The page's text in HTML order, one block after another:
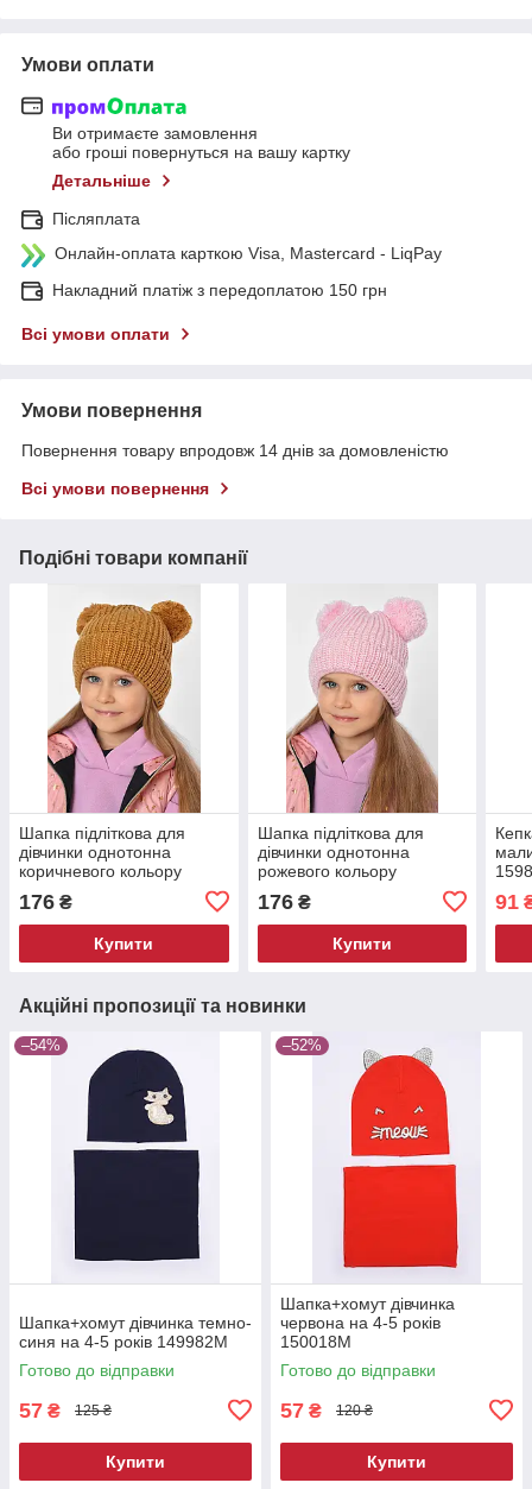
Умови оплати
Ви отримаєте замовлення
або гроші повернуться на вашу картку
Детальніше
Післяплата
Онлайн-оплата карткою Visa, Mastercard - LiqPay
Накладний платіж з передоплатою 150 грн
Всі умови оплати
Умови повернення
Повернення товару впродовж 14 днів за домовленістю
Всі умови повернення
Подібні товари компанії
Шапка підліткова для
дівчинки однотонна
коричневого кольору
176 ₴
Купити
Шапка підліткова для
дівчинки однотонна
рожевого кольору
176₴
Купити
91
Акційні пропозиції та новинки
–54%
Шапка+хомут дівчинка темно-
синя на 4-5 років 149982M
Готово до відправки
57 ₴ 125 ₴
Купити
–52%
Шапка+хомут дівчинка
червона на 4-5 років
150018M
Готово до відправки
57 ₴ 120 ₴
Купити